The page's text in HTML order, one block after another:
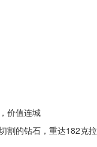
价值连城
割的钻石，重达182克